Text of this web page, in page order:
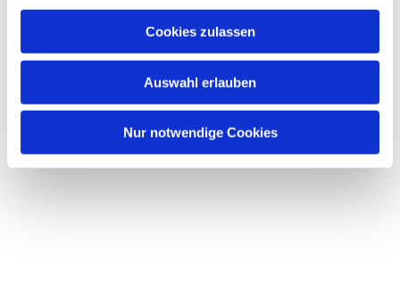
Cookies zulassen
Auswahl erlauben
Nur notwendige Cookies